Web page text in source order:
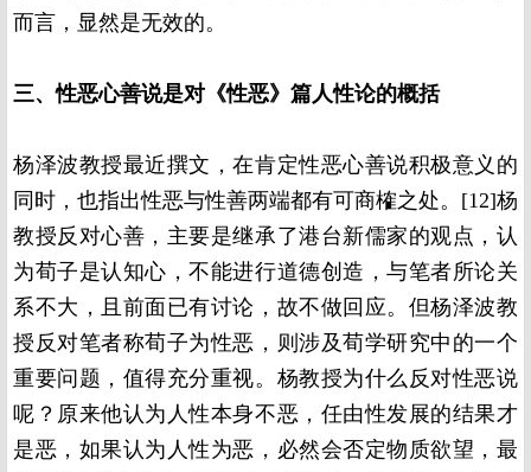
而言，显然是无效的。
三、性恶心善说是对《性恶》篇人性论的概括
杨泽波教授最近撰文，在肯定性恶心善说积极意义的
同时，也指出性恶与性善两端都有可商榷之处。[12]杨
教授反对心善，主要是继承了港台新儒家的观点，认
为荀子是认知心，不能进行道德创造，与笔者所论关
系不大，且前面已有讨论，故不做回应。但杨泽波教
授反对笔者称荀子为性恶，则涉及荀学研究中的一个
重要问题，值得充分重视。杨教授为什么反对性恶说
呢？原来他认为人性本身不恶，任由性发展的结果才
是恶，如果认为人性为恶，必然会否定物质欲望，最